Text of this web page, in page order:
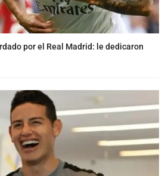
por el Real Madrid: le dedicaron